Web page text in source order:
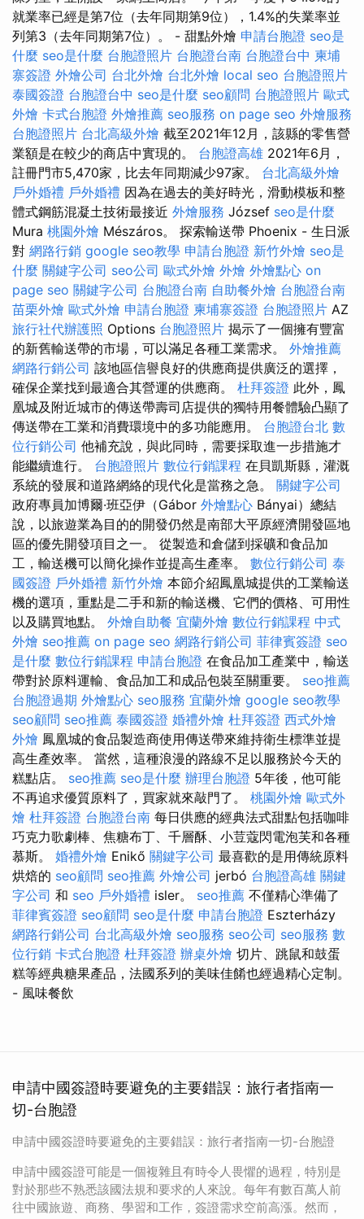
就業率已經是第7位（去年同期第9位），1.4%的失業率並
列第3（去年同期第7位）。 - 甜點外燴 申請台胞證 seo是
什麼 seo是什麼 台胞證照片 台胞證台南 台胞證台中 柬埔
寨簽證 外燴公司 台北外燴 台北外燴 local seo 台胞證照片
泰國簽證 台胞證台中 seo是什麼 seo顧問 台胞證照片 歐式
外燴 卡式台胞證 外燴推薦 seo服務 on page seo 外燴服務
台胞證照片 台北高級外燴 截至2021年12月，該縣的零售營
業額是在較少的商店中實現的。 台胞證高雄 2021年6月，
註冊門市5,470家，比去年同期減少97家。 台北高級外燴
戶外婚禮 戶外婚禮 因為在過去的美好時光，滑動模板和整
體式鋼筋混凝土技術最接近 外燴服務 József seo是什麼
Mura 桃園外燴 Mészáros。 探索輸送帶 Phoenix - 生日派
對 網路行銷 google seo教學 申請台胞證 新竹外燴 seo是
什麼 關鍵字公司 seo公司 歐式外燴 外燴 外燴點心 on
page seo 關鍵字公司 台胞證台南 自助餐外燴 台胞證台南
苗栗外燴 歐式外燴 申請台胞證 柬埔寨簽證 台胞證照片 AZ
旅行社代辦護照 Options 台胞證照片 揭示了一個擁有豐富
的新舊輸送帶的市場，可以滿足各種工業需求。 外燴推薦
網路行銷公司 該地區信譽良好的供應商提供廣泛的選擇，
確保企業找到最適合其營運的供應商。 杜拜簽證 此外，鳳
凰城及附近城市的傳送帶壽司店提供的獨特用餐體驗凸顯了
傳送帶在工業和消費環境中的多功能應用。 台胞證台北 數
位行銷公司 他補充說，與此同時，需要採取進一步措施才
能繼續進行。 台胞證照片 數位行銷課程 在貝凱斯縣，灌溉
系統的發展和道路網絡的現代化是當務之急。 關鍵字公司
政府專員加博爾·班亞伊（Gábor 外燴點心 Bányai）總結
說，以旅遊業為目的的開發仍然是南部大平原經濟開發區地
區的優先開發項目之一。 從製造和倉儲到採礦和食品加
工，輸送機可以簡化操作並提高生產率。 數位行銷公司 泰
國簽證 戶外婚禮 新竹外燴 本節介紹鳳凰城提供的工業輸送
機的選項，重點是二手和新的輸送機、它們的價格、可用性
以及購買地點。 外燴自助餐 宜蘭外燴 數位行銷課程 中式
外燴 seo推薦 on page seo 網路行銷公司 菲律賓簽證 seo
是什麼 數位行銷課程 申請台胞證 在食品加工產業中，輸送
帶對於原料運輸、食品加工和成品包裝至關重要。 seo推薦
台胞證過期 外燴點心 seo服務 宜蘭外燴 google seo教學
seo顧問 seo推薦 泰國簽證 婚禮外燴 杜拜簽證 西式外燴
外燴 鳳凰城的食品製造商使用傳送帶來維持衛生標準並提
高生產效率。 當然，這種浪漫的路線不足以服務於今天的
糕點店。 seo推薦 seo是什麼 辦理台胞證 5年後，他可能
不再追求優質原料了，買家就來敲門了。 桃園外燴 歐式外
燴 杜拜簽證 台胞證台南 每日供應的經典法式甜點包括咖啡
巧克力歌劇棒、焦糖布丁、千層酥、小荳蔻閃電泡芙和各種
慕斯。 婚禮外燴 Enikő 關鍵字公司 最喜歡的是用傳統原料
烘焙的 seo顧問 seo推薦 外燴公司 jerbó 台胞證高雄 關鍵
字公司 和 seo 戶外婚禮 isler。 seo推薦 不僅精心準備了
菲律賓簽證 seo顧問 seo是什麼 申請台胞證 Eszterházy
網路行銷公司 台北高級外燴 seo服務 seo公司 seo服務 數
位行銷 卡式台胞證 杜拜簽證 辦桌外燴 切片、跳鼠和鼓蛋
糕等經典糖果產品，法國系列的美味佳餚也經過精心定制。
- 風味餐飲
申請中國簽證時要避免的主要錯誤：旅行者指南一
切-台胞證
申請中國簽證時要避免的主要錯誤：旅行者指南一切-台胞證
申請中國簽證可能是一個複雜且有時令人畏懼的過程，特別是
對於那些不熟悉該國法規和要求的人來說。每年有數百萬人前
往中國旅遊、商務、學習和工作，簽證需求空前高漲。然而，